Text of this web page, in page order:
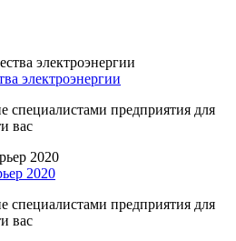
электроэнергии
специалистами предприятия для
вас
2020
специалистами предприятия для
вас